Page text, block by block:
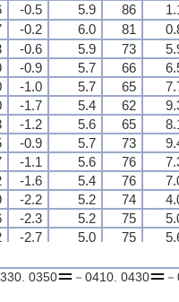
-0.5 5.9 86
-0.2 6.0 81
-0.6 5.9 73
-0.9 5.7 66
-1.0 5.7 65
-1.7 5.4 62
-1.2 5.6 65
-0.9 5.7 73
-1.1 5.6 76
-1.6 5.4 76
-2.2 5.2 74
-2.3 5.2 75
-2.7 5.0 75
-2.8 5.0 76
-0.5 5.9 86
-0.2 6.0 81
-0.6 5.9 73
-0.9 5.7 66
-1.0 5.7 65
-1.7 5.4 62
-1.2 5.6 65
-0.9 5.7 73
-1.1 5.6 76
-1.6 5.4 76
-2.2 5.2 74
-2.3 5.2 75
-2.7 5.0 75
-2.8 5.0 76
-0.5 5.9 86
-0.2 6.0 81
-0.6 5.9 73
-0.9 5.7 66
-1.0 5.7 65
-1.7 5.4 62
-1.2 5.6 65
-0.9 5.7 73
-1.1 5.6 76
-1.6 5.4 76
-2.2 5.2 74
-2.3 5.2 75
-2.7 5.0 75
-2.8 5.0 76
-0.5 5.9 86
-0.2 6.0 81
-0.6 5.9 73
-0.9 5.7 66
-1.0 5.7 65
-1.7 5.4 62
-1.2 5.6 65
-0.9 5.7 73
-1.1 5.6 76
-1.6 5.4 76
-2.2 5.2 74
-2.3 5.2 75
-2.7 5.0 75
-2.8 5.0 76
0350 －0410. 0430